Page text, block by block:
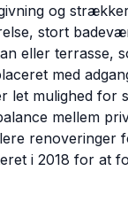
og
stort
eller terrasse,
med
let mulighed for
mellem
renoveringer
i 2018 for at